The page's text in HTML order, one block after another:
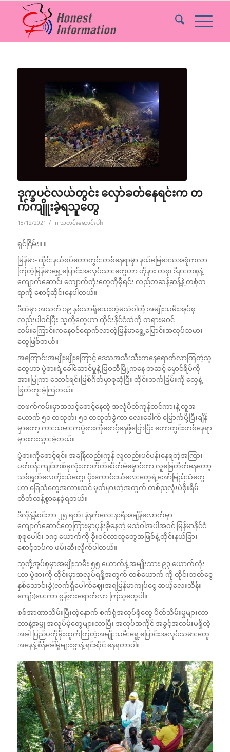
ဒုက္ခပင်လယ်တွင်း လှော်ခတ်နေရင်းက တ
က်ကျိူးခဲ့ရသူတွေ
18/12/2021 / in သတင်းဆောင်းပါး
ရှင်ငြိမ်း။ ။
မြန်မာ- ထိုင်းနယ်စပ်တောတွင်းတစ်နေရာမှာ နယ်မြေဒေသအစုံကလာ
ကြတဲ့မြန်မာရွှေ့ပြောင်းအလုပ်သားတွေဟာ ဟိုနား တစု၊ ဒီနားတစုနဲ့
ကျောက်ဆောင်၊ ကျောက်တုံးတွေကိုမှီရင်း လည်တဆန့်ဆန့်နဲ့ တစုံတ
ရာကို စောင့်ဆိုင်းနေပါတယ်။
ဒီထဲမှာ အသက် ၁၉ နှစ်သာရှိသေးတဲ့မသဲဝါတို့ အမျိုးသမီးအုပ်စု
လည်းပါဝင်ပြီး သူတို့တွေဟာ ထိုင်းနိုင်ငံထဲကို တရားမဝင်
လမ်းကြောင်းကနေဝင်ရောက်လာတဲ့မြန်မာရွှေ့ပြောင်းအလုပ်သမား
တွေဖြစ်တယ်။
အကြောင်းအမျိုးမျိုးကြောင့် ဒေသအသီးသီးကနေရောက်လာကြတဲ့သူ
တွေဟာ ပွဲစားရဲ့ခေါ်ဆောင်မှုနဲ့ မြဝတီမြို့ကနေ တဆင့် မှောင်ရိပ်ကို
အားပြုကာ သောင်ရင်းမြစ်ဂိတ်မှာစုဆုံပြီး ထိုင်းဘက်ခြမ်းကို လှေနဲ့
ဖြတ်ကူးခဲ့ကြတယ်။
တဖက်ကမ်းမှာအသင့်စောင့်နေတဲ့ အလုံပိတ်ကုန်တင်ကားနဲ့ လူအ
ယောက် ၅၀ တသုတ်၊ ၅၀ တသုတ်ခွဲကာ လေးခေါက် မြောက်ပို့ပြီးချိန်
မှာတော့ ကားသမားကပွဲစားကိုစောင့်နေဖို့ပြောပြီး တောတွင်းတစ်နေရာ
မှာထားသွားခဲ့တယ်။
ပွဲစားကိုစောင့်ရင်း အချိန်လည်းကုန် လူလည်းပင်ပန်းနေရတဲ့အကြား
ပတ်ဝန်းကျင်တစ်ခုလုံးဟာတိတ်ဆိတ်မဲမှောင်ကာ လူခြေတိတ်နေတော့
သစ်ရွက်လေတိုးသံတွေ၊ ပိုးကောင်ငယ်လေးတွေရဲ့အော်မြည်သံတွေ
ဟာ ခြေသံတွေအလားထင် မှတ်မှားတဲ့အတွက် တစ်ညလုံးပဲစိုးရိမ်
ထိတ်လန့်စွာနေခဲ့ရတယ်။
ဒီလိုနဲ့နိုဝင်ဘာ ၂၅ ရက်၊ နံနက်လေးနာရီအချိန်လောက်မှာ
ကျောက်ဆောင်တွေကြားမှာပုန်းခိုနေတဲ့ မသဲဝါအပါအဝင် မြန်မာနိုင်ငံ
စုစုပေါင်း ၁၈၄ ယောက်ကို ခိုးဝင်လာသူတွေအဖြစ်နဲ့ ထိုင်းနယ်ခြား
စောင့်တပ်က ဖမ်းဆီးလိုက်ပါတယ်။
သူတို့အုပ်စုမှာအမျိုးသမီး ၅၅ ယောက်နဲ့ အမျိုးသား ၉၃ ယောက်လုံး
ဟာ ပွဲစားကို ထိုင်းမှာအလုပ်ရဖို့အတွက် တစ်ယောက် ကို ထိုင်းဘတ်ငွေ
နှစ်သောင်းခွဲ(လက်ရှိပေါက်ဈေးအရမြန်မာကျပ်ငွေ ဆယ့်လေးသိန်း
ကျော်)ပေးကာ စွန့်စားရောက်လာ ကြသူတွေပါ။
စစ်အာဏာသိမ်းပြီးတဲ့နောက် စက်ရုံအလုပ်ရုံတွေ ပိတ်သိမ်းမှုများလာ
တာနဲ့အမျှ အလုပ်မဲ့တွေများလာပြီး အလုပ်အကိုင် အခွင့်အလမ်းမရှိတဲ့
အခါ ပြည်ပကိုခိုးထွက်ကြတဲ့အမျိုးသမီးရွေ့ပြောင်းအလုပ်သမားတွေ
အနေနဲ့ စိန်ခေါ်မှုများစွာနဲ့ ရင်ဆိုင် နေရတာပါ။